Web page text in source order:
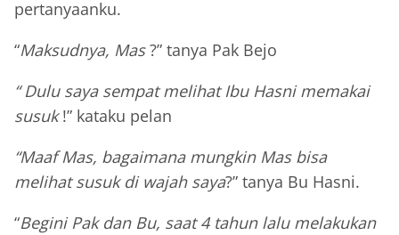
pertanyaanku.
“Maksudnya, Mas?” tanya Pak Bejo
“ Dulu saya sempat melihat Ibu Hasni memakai
susuk!” kataku pelan
“Maaf Mas, bagaimana mungkin Mas bisa
melihat susuk di wajah saya?” tanya Bu Hasni.
“Begini Pak dan Bu, saat 4 tahun lalu melakukan